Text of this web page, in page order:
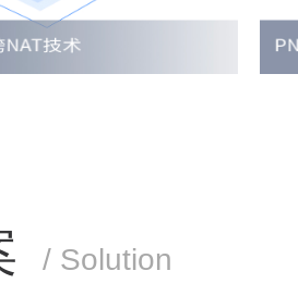
/ Solution